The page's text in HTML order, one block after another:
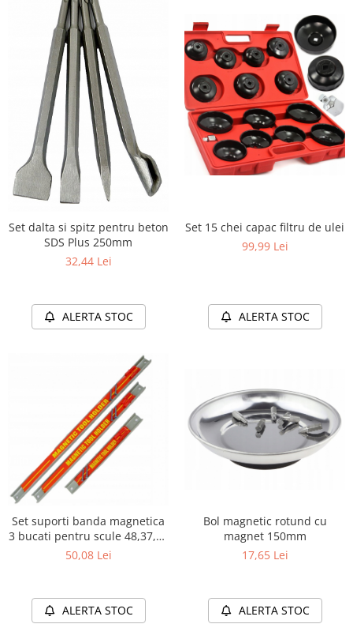
Set dalta si spitz pentru beton
SDS Plus 250mm
32,44 Lei
ALERTA STOC
Set 15 chei capac filtru de ulei
99,99 Lei
ALERTA STOC
Set suporti banda magnetica
3 bucati pentru scule 48,37,23
cm
50,08 Lei
ALERTA STOC
Bol magnetic rotund cu
magnet 150mm
17,65 Lei
ALERTA STOC